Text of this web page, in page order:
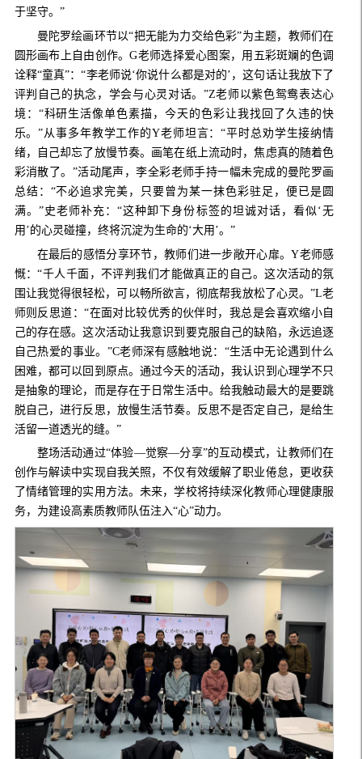
于坚守。”
曼陀罗绘画环节以“把无能为力交给色彩”为主题，教师们在
圆形画布上自由创作。G老师选择爱心图案，用五彩斑斓的色调
诠释“童真”：“李老师说‘你说什么都是对的’，这句话让我放下了
评判自己的执念，学会与心灵对话。”Z老师以紫色鸳鸯表达心
境：“科研生活像单色素描，今天的色彩让我找回了久违的快
乐。”从事多年教学工作的Y老师坦言：“平时总劝学生接纳情
绪，自己却忘了放慢节奏。画笔在纸上流动时，焦虑真的随着色
彩消散了。”活动尾声，李全彩老师手持一幅未完成的曼陀罗画
总结：“不必追求完美，只要曾为某一抹色彩驻足，便已是圆
满。”史老师补充：“这种卸下身份标签的坦诚对话，看似‘无
用’的心灵碰撞，终将沉淀为生命的‘大用’。”
在最后的感悟分享环节，教师们进一步敞开心扉。Y老师感
慨：“千人千面，不评判我们才能做真正的自己。这次活动的氛
围让我觉得很轻松，可以畅所欲言，彻底帮我放松了心灵。”L老
师则反思道：“在面对比较优秀的伙伴时，我总是会喜欢缩小自
己的存在感。这次活动让我意识到要克服自己的缺陷，永远追逐
自己热爱的事业。”C老师深有感触地说：“生活中无论遇到什么
困难，都可以回到原点。通过今天的活动，我认识到心理学不只
是抽象的理论，而是存在于日常生活中。给我触动最大的是要跳
脱自己，进行反思，放慢生活节奏。反思不是否定自己，是给生
活留一道透光的缝。”
整场活动通过“体验—觉察—分享”的互动模式，让教师们在
创作与解读中实现自我关照，不仅有效缓解了职业倦怠，更收获
了情绪管理的实用方法。未来，学校将持续深化教师心理健康服
务，为建设高素质教师队伍注入“心”动力。